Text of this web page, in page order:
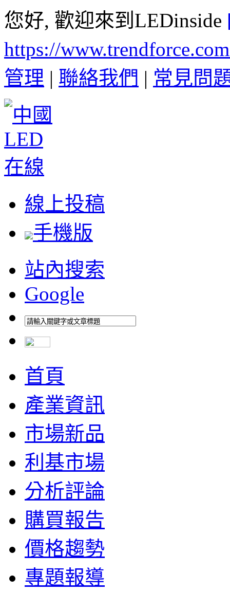
您好, 歡迎來到LEDinside
https://
管理 | 聯絡我們 | 常見問
線上投稿
手機版
站內搜索
Google
首頁
產業資訊
市場新品
利基市場
分析評論
購買報告
價格趨勢
專題報導